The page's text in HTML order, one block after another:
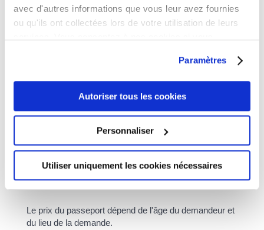
avec d'autres informations que vous leur avez fournies
ou qu'ils ont collectées lors de votre utilisation de leurs
Paramètres
Autoriser tous les cookies
Personnaliser
Utiliser uniquement les cookies nécessaires
Le montant du passeport d'une personne majeure
dépend du lieu de la demande.
À l'étranger
dans certains cas, il est possible <a
et-citoyennete/?xml=F1709">d'obtenir ou de
renouveler son passeport gratuitement</a>.
Le prix du passeport dépend de l'âge du demandeur et
du lieu de la demande.